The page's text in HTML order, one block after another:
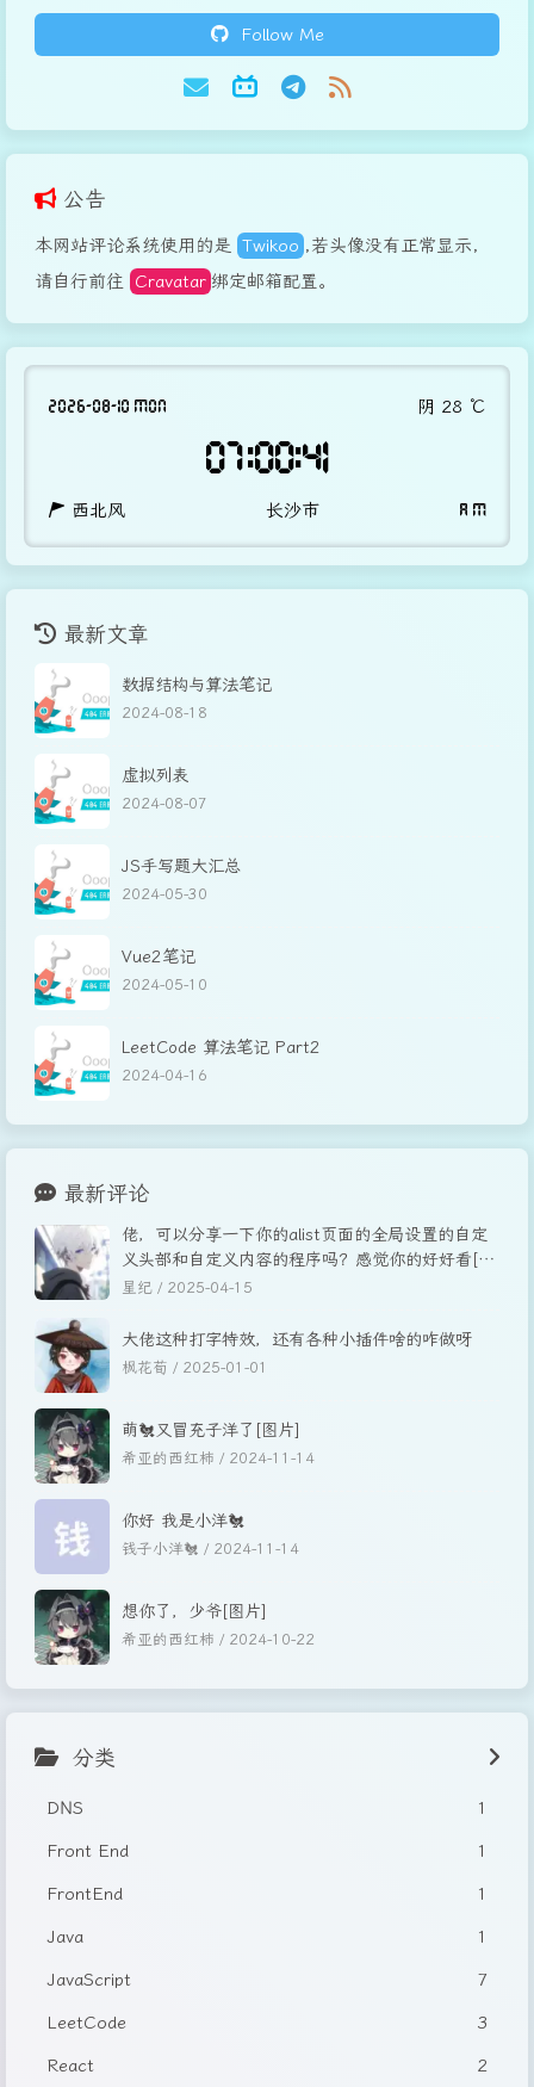
Follow Me
公告
本网站评论系统使用的是 Twikoo ,若头像没有正常显示，
请自行前往
Cravatar 绑定邮箱配置。
2026-08-10 MON 阴 28 ℃
07:00:41
西北风 长沙市 A M
最新文章
数据结构与算法笔记
2024-08-18
虚拟列表
2024-08-07
JS手写题大汇总
2024-05-30
Vue2笔记
2024-05-10
LeetCode 算法笔记 Part2
2024-04-16
最新评论
佬，可以分享一下你的alist页面的全局设置的自定
义头部和自定义内容的程序吗？感觉你的好好看[图
片]
星纪 / 2025-04-15
大佬这种打字特效，还有各种小插件啥的咋做呀
枫花荀 / 2025-01-01
萌🐔又冒充子洋了[图片]
希亚的西红柿 / 2024-11-14
你好 我是小洋🐔
钱子小洋🐔 / 2024-11-14
想你了，少爷[图片]
希亚的西红柿 / 2024-10-22
分类
DNS
1
Front End
1
FrontEnd
1
Java
1
JavaScript
7
LeetCode
3
React
2